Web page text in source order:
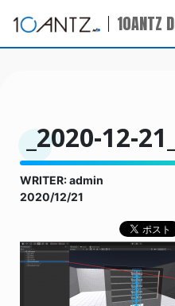
10ANTZ
_2020-12-
WRITER: admin
2020/12/21